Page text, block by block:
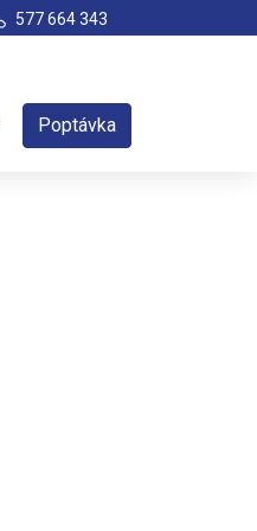
577 664 343
Poptávka